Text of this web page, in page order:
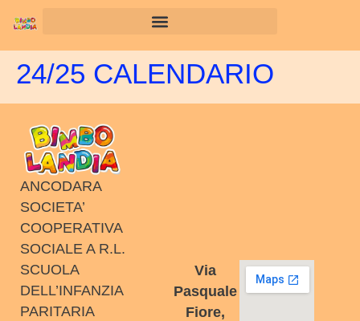
24/25 CALENDARIO
ANCODARA
SOCIETA’
COOPERATIVA
SOCIALE A R.L.
SCUOLA
DELL’INFANZIA
PARITARIA
Via
Pasquale
Fiore,